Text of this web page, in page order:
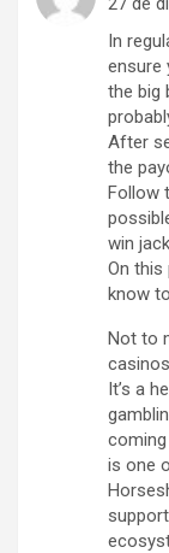
In
ensure
the big
After
the
Follow
win
On this
know
Not to
It’s a
coming
is one